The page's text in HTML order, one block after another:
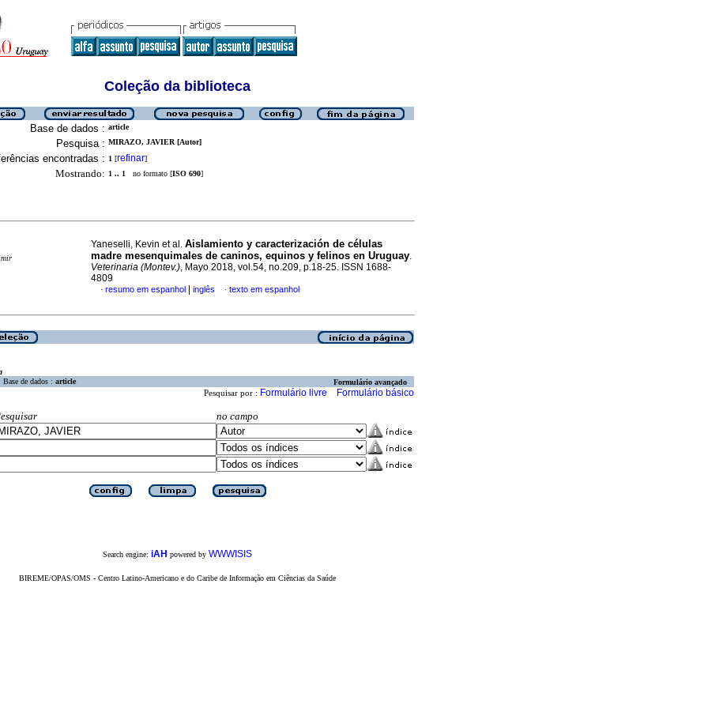
Coleção da biblioteca
Base de dados : article
Pesquisa : MIRAZO, JAVIER [Autor]
encontradas : 1 [refinar]
Mostrando: 1 .. 1 no formato [ISO 690]
Yaneselli, Kevin et al. Aislamiento y caracterización de células
madre mesenquimales de caninos, equinos y felinos en Uruguay.
Veterinaria (Montev.), Mayo 2018, vol.54, no.209, p.18-25. ISSN 1688-
4809
· resumo em espanhol inglês · texto em espanhol
Base de dados : article Formulário avançado
Pesquisar por : Formulário livre Formulário básico
no campo
Search engine: iAH powered by WWWISIS
BIREME/OPAS/OMS - Centro Latino-Americano e do Caribe de Informação em Ciências da Saúde